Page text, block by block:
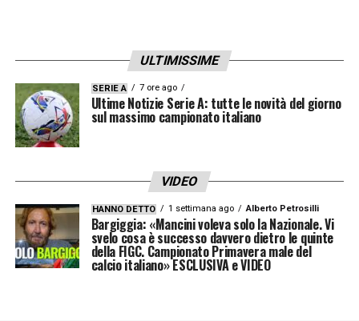
ULTIMISSIME
SERIE A 7 ore ago
Ultime Notizie Serie A: tutte le novità del giorno
sul massimo campionato italiano
VIDEO
HANNO DETTO 1 settimana ago Alberto Petrosilli
Bargiggia: «Mancini voleva solo la Nazionale. Vi
svelo cosa è successo davvero dietro le quinte
della FIGC. Campionato Primavera male del
calcio italiano» ESCLUSIVA e VIDEO